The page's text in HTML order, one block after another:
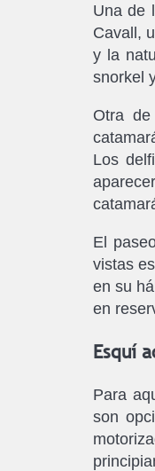
Una de
Cavall,
y la
snorkel
Otra
Los
El
vistas
en su
en
Esquí
Para
son